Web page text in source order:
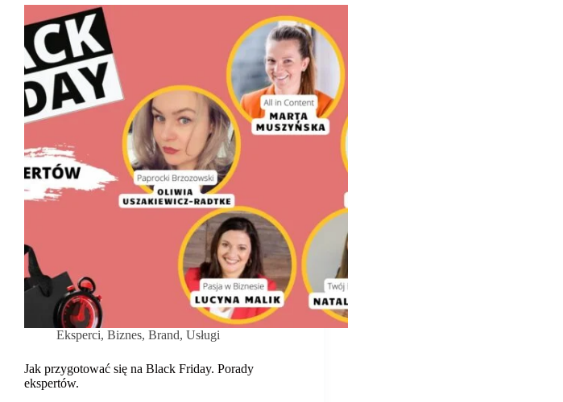
i
jak
przygotować
się
do
niego?
Zdanie
ekspertów
Eksperci, Biznes, Brand, Usługi
Jak przygotować się na Black Friday. Porady
ekspertów.